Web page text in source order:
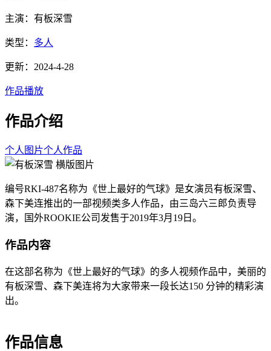
主演：有板深雪
类型： 多人
更新：2024-4-28
作品播放
作品介绍
个人图片个人作品
编号RKI-487名称为《世上最好的气球》是女演员有板深雪、
森下美连推出的一部视频类多人作品，由三岛六三郎负责导
演，国外ROOKIE公司发售于2019年3月19日。
作品内容
在这部名称为《世上最好的气球》的多人视频作品中，美丽的
有板深雪、森下美连将为大家带来一段长达150 分钟的精彩演
出。
作品信息